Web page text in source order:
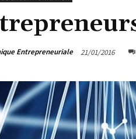
Entrepreneuriale 21/01/2016